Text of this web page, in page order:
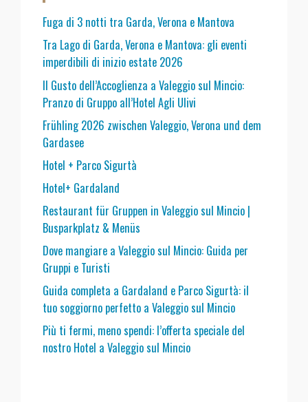
Fuga di 3 notti tra Garda, Verona e Mantova
Tra Lago di Garda, Verona e Mantova: gli eventi
imperdibili di inizio estate 2026
Il Gusto dell’Accoglienza a Valeggio sul Mincio:
Pranzo di Gruppo all’Hotel Agli Ulivi
Frühling 2026 zwischen Valeggio, Verona und dem
Gardasee
Hotel + Parco Sigurtà
Hotel+ Gardaland
Restaurant für Gruppen in Valeggio sul Mincio |
Busparkplatz & Menüs
Dove mangiare a Valeggio sul Mincio: Guida per
Gruppi e Turisti
Guida completa a Gardaland e Parco Sigurtà: il
tuo soggiorno perfetto a Valeggio sul Mincio
Più ti fermi, meno spendi: l’offerta speciale del
nostro Hotel a Valeggio sul Mincio